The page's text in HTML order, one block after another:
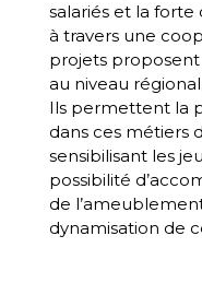
salariés et la
à travers une
projets
au niveau
Ils permettent la
dans ces métiers
sensibilisant les
possibilité
de
dynamisation de